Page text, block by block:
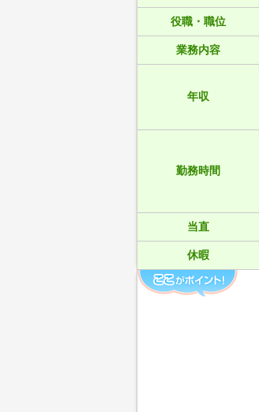
役職・職位
業務内容
年収
勤務時間
当直
休暇